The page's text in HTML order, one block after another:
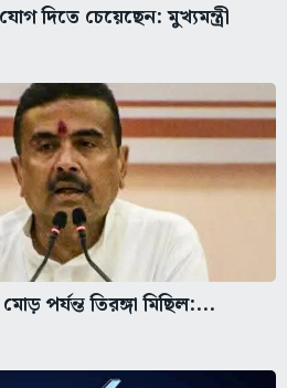
দিতে চেয়েছেন: মুখ্যমন্ত্রী
পর্যন্ত তিরঙ্গা মিছিল:...